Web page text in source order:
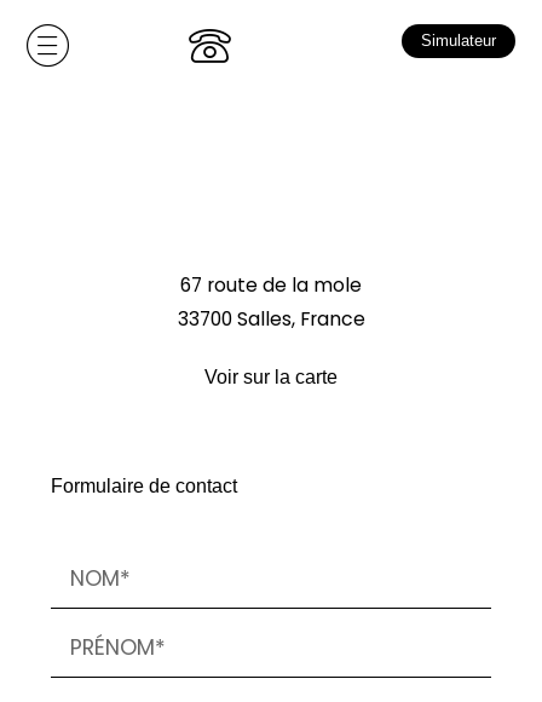
Simulateur
67 route de la mole
33700 Salles, France
Voir sur la carte
Formulaire de contact